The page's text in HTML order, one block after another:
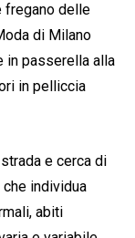
fregano delle
di Milano
in passerella alla
in pelliccia
e cerca di
individua
abiti